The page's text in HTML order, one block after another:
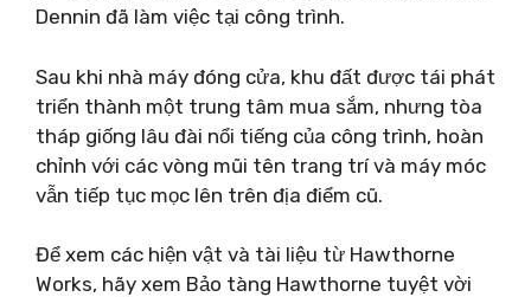
Dennin đã làm việc tại công trình.
Sau khi nhà máy đóng cửa, khu đất được tái phát
triển thành một trung tâm mua sắm, nhưng tòa
tháp giống lâu đài nổi tiếng của công trình, hoàn
chỉnh với các vòng mũi tên trang trí và máy móc
vẫn tiếp tục mọc lên trên địa điểm cũ.
Để xem các hiện vật và tài liệu từ Hawthorne
Works, hãy xem Bảo tàng Hawthorne tuyệt vời